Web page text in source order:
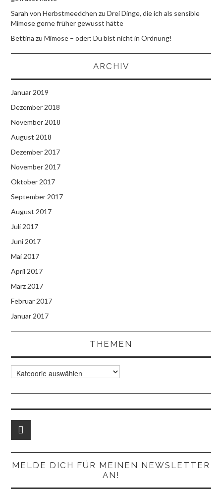
Sarah von Herbstmeedchen zuDrei Dinge, die ich als sensible
Mimose gerne früher gewusst hätte
Bettina zuMimose – oder: Du bist nicht in Ordnung!
ARCHIV
Januar 2019
Dezember 2018
November 2018
August 2018
Dezember 2017
November 2017
Oktober 2017
September 2017
August 2017
Juli 2017
Juni 2017
Mai 2017
April 2017
März 2017
Februar 2017
Januar 2017
THEMEN
Themen
MELDE DICH FÜR MEINEN NEWSLETTER
AN!